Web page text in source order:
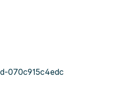
070c915c4edc